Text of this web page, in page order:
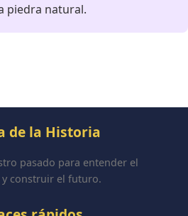
piedra natural.
de la Historia
pasado para entender el
y construir el futuro.